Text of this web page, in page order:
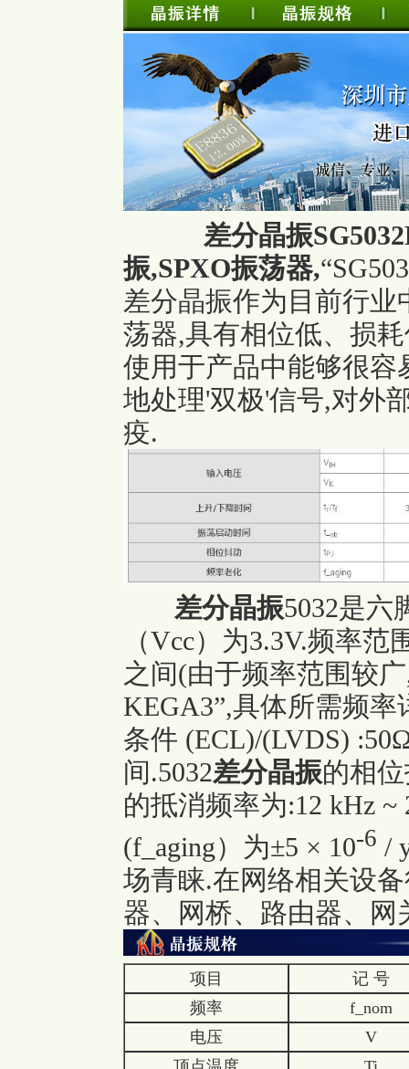
差分晶振
振,SPXO振荡器,
差分晶振作为目前行
荡器,具有相位低、损
使用于产品中能够很
地处理'双极'信号,对外
疫.
差分晶振5032是六
（Vcc）为3.3V.频率
之间(由于频率范围较广
KEGA3”,具体所需频
条件 (ECL)/(LVDS)
间.5032差分晶振的相
的抵消频率为:12 kHz
(f_aging）为±5 × 10-6 /
场青睐.在网络相关设
器、网桥、路由器、
项目
记 号
频率
f_nom
电压
V